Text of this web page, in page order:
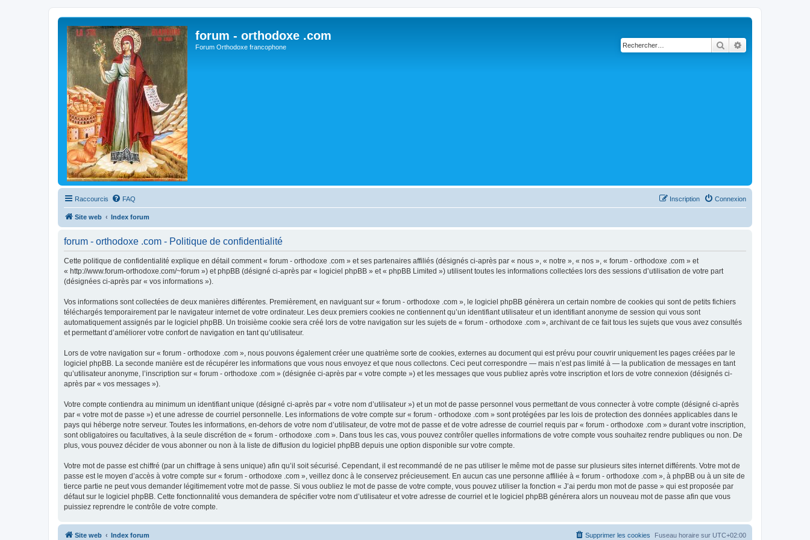
forum - orthodoxe .com
Forum Orthodoxe francophone Rechercher
Raccourcis FAQ Connexion
Inscription
Site web Index forum
forum - orthodoxe .com - Politique de confidentialité
Cette politique de confidentialité explique en détail comment « forum - orthodoxe .com » et ses partenaires affiliés (désignés ci-après par « nous », « notre », « nos », « forum - orthodoxe .com » et
« http://www.forum-orthodoxe.com/~forum ») et phpBB (désigné ci-après par « logiciel phpBB » et « phpBB Limited ») utilisent toutes les informations collectées lors des sessions d’utilisation de votre part
(désignées ci-après par « vos informations »).
Vos informations sont collectées de deux manières différentes. Premièrement, en naviguant sur « forum - orthodoxe .com », le logiciel phpBB génèrera un certain nombre de cookies qui sont de petits fichiers
téléchargés temporairement par le navigateur internet de votre ordinateur. Les deux premiers cookies ne contiennent qu’un identifiant utilisateur et un identifiant anonyme de session qui vous sont
automatiquement assignés par le logiciel phpBB. Un troisième cookie sera créé lors de votre navigation sur les sujets de « forum - orthodoxe .com », archivant de ce fait tous les sujets que vous avez consultés
et permettant d’améliorer votre confort de navigation en tant qu’utilisateur.
Lors de votre navigation sur « forum - orthodoxe .com », nous pouvons également créer une quatrième sorte de cookies, externes au document qui est prévu pour couvrir uniquement les pages créées par le
logiciel phpBB. La seconde manière est de récupérer les informations que vous nous envoyez et que nous collectons. Ceci peut correspondre — mais n’est pas limité à — la publication de messages en tant
qu’utilisateur anonyme, l’inscription sur « forum - orthodoxe .com » (désignée ci-après par « votre compte ») et les messages que vous publiez après votre inscription et lors de votre connexion (désignés ci-
après par « vos messages »).
Votre compte contiendra au minimum un identifiant unique (désigné ci-après par « votre nom d’utilisateur ») et un mot de passe personnel vous permettant de vous connecter à votre compte (désigné ci-après
par « votre mot de passe ») et une adresse de courriel personnelle. Les informations de votre compte sur « forum - orthodoxe .com » sont protégées par les lois de protection des données applicables dans le
pays qui héberge notre serveur. Toutes les informations, en-dehors de votre nom d’utilisateur, de votre mot de passe et de votre adresse de courriel requis par « forum - orthodoxe .com » durant votre inscription,
sont obligatoires ou facultatives, à la seule discrétion de « forum - orthodoxe .com ». Dans tous les cas, vous pouvez contrôler quelles informations de votre compte vous souhaitez rendre publiques ou non. De
plus, vous pouvez décider de vous abonner ou non à la liste de diffusion du logiciel phpBB depuis une option disponible sur votre compte.
Votre mot de passe est chiffré (par un chiffrage à sens unique) afin qu’il soit sécurisé. Cependant, il est recommandé de ne pas utiliser le même mot de passe sur plusieurs sites internet différents. Votre mot de
passe est le moyen d’accès à votre compte sur « forum - orthodoxe .com », veillez donc à le conservez précieusement. En aucun cas une personne affiliée à « forum - orthodoxe .com », à phpBB ou à un site de
tierce partie ne peut vous demander légitimement votre mot de passe. Si vous oubliez le mot de passe de votre compte, vous pouvez utiliser la fonction « J’ai perdu mon mot de passe » qui est proposée par
défaut sur le logiciel phpBB. Cette fonctionnalité vous demandera de spécifier votre nom d’utilisateur et votre adresse de courriel et le logiciel phpBB générera alors un nouveau mot de passe afin que vous
puissiez reprendre le contrôle de votre compte.
Site web Index forum Fuseau horaire sur UTC+02:00
Supprimer les cookies